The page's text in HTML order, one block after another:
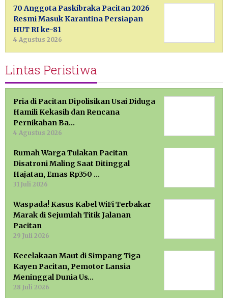
70 Anggota Paskibraka Pacitan 2026
Resmi Masuk Karantina Persiapan
HUT RI ke-81
4 Agustus 2026
Lintas Peristiwa
Pria di Pacitan Dipolisikan Usai Diduga
Hamili Kekasih dan Rencana
Pernikahan Ba…
4 Agustus 2026
Rumah Warga Tulakan Pacitan
Disatroni Maling Saat Ditinggal
Hajatan, Emas Rp350 …
31 Juli 2026
Waspada! Kasus Kabel WiFi Terbakar
Marak di Sejumlah Titik Jalanan
Pacitan
29 Juli 2026
Kecelakaan Maut di Simpang Tiga
Kayen Pacitan, Pemotor Lansia
Meninggal Dunia Us…
28 Juli 2026